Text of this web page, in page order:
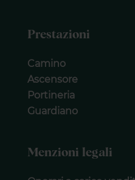
Prestazioni
Camino
Ascensore
Portineria
Guardiano
Menzioni legali